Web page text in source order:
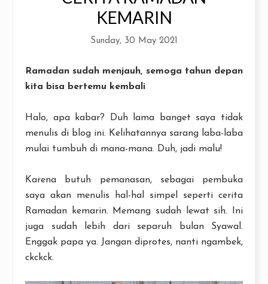
KEMARIN
Sunday, 30 May 2021
Ramadan sudah menjauh, semoga tahun depan
kita bisa bertemu kembali
Halo, apa kabar? Duh lama banget saya tidak
menulis di blog ini. Kelihatannya sarang laba-laba
mulai tumbuh di mana-mana. Duh, jadi malu!
Karena butuh pemanasan, sebagai pembuka
saya akan menulis hal-hal simpel seperti cerita
Ramadan kemarin. Memang sudah lewat sih. Ini
juga sudah lebih dari separuh bulan Syawal.
Enggak papa ya. Jangan diprotes, nanti ngambek,
ckckck.